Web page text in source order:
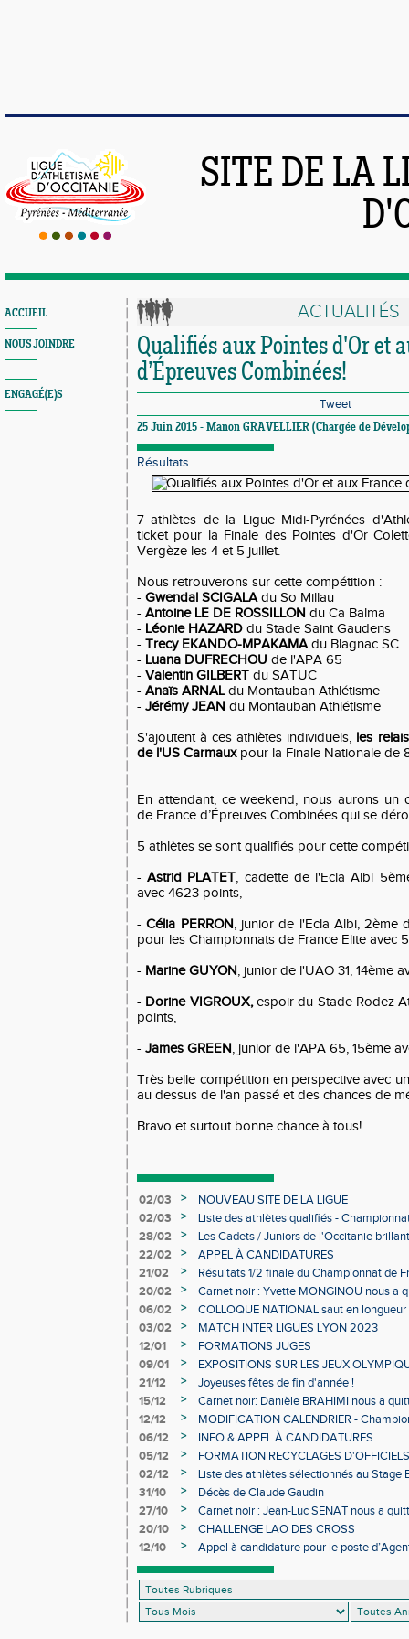
SITE DE LA
ACCUEIL
NOUS JOINDRE
ENGAGÉ(E)S
ACTUALITÉS
Qualifiés aux Pointes d'Or et
d’Épreuves Combinées!
Tweet
25 Juin 2015 - Manon GRAVELLIER (Chargée de
Résultats
7 athlètes de la Ligue Midi-Pyrénées
ticket pour la Finale des Pointes d'Or
Vergèze les 4 et 5 juillet.
Nous retrouverons sur cette compétition :
- Gwendal SCIGALAdu So Millau
- Antoine LE DE ROSSILLON du Ca Balma
- Léonie HAZARD du Stade Saint Gaudens
- Trecy EKANDO-MPAKAMAdu Blagnac SC
- Luana DUFRECHOU de l'APA 65
- Valentin GILBERT du SATUC
- Anaïs ARNALdu Montauban Athlétisme
- Jérémy JEAN du Montauban Athlétisme
S'ajoutent à ces athlètes individuels, les
de l'US Carmaux pour la Finale Nationale
En attendant, ce weekend, nous aurons un
de France d’Épreuves Combinées qui se
5 athlètes se sont qualifiés pour cette
-Astrid PLATET, cadette de l'Ecla Albi
avec 4623 points,
-Célia PERRON, junior de l'Ecla Albi, 2ème
pour les Championnats de France Elite avec
- Marine GUYON, junior de l'UAO 31, 14ème
- Dorine VIGROUX,espoir du Stade Rodez
points,
- James GREEN, junior de l'APA 65, 15ème
Très belle compétition en perspective avec
au dessus de l'an passé et des chances de
Bravo et surtout bonne chance à tous!
02/03 >
NOUVEAU SITE DE LA LIGUE
02/03
>
Liste des athlètes qualifiés -
Individuels en salle
28/02 >
Les Cadets / Juniors de l'Occitanie
22/02
>
APPEL À CANDIDATURES
21/02
>
Résultats 1/2 finale du Championnat de
20/02
>
Carnet noir : Yvette MONGINOU nous a
06/02
>
COLLOQUE NATIONAL saut en
03/02
>
MATCH INTER LIGUES LYON 2023
12/01
>
FORMATIONS JUGES
09/01
>
EXPOSITIONS SUR LES JEUX
21/12
>
Joyeuses fêtes de fin d'année !
15/12
>
Carnet noir: Danièle BRAHIMI nous a
12/12
>
MODIFICATION CALENDRIER -
06/12
>
INFO & APPEL À CANDIDATURES
05/12
>
FORMATION RECYCLAGES D'OFFICIELS
02/12
>
Liste des athlètes sélectionnés au Stage
31/10
>
Décès de Claude Gaudin
27/10
>
Carnet noir : Jean-Luc SENAT nous a
20/10
>
CHALLENGE LAO DES CROSS
12/10
>
Appel à candidature pour le poste